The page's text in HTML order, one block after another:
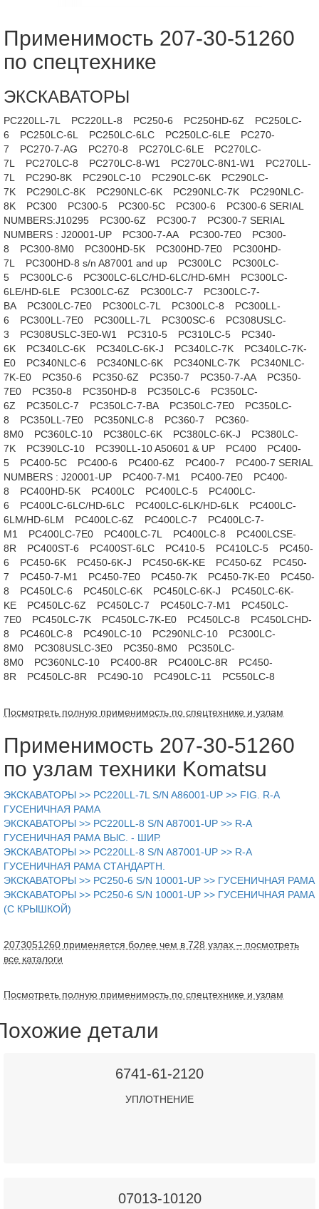
Применимость 207-30-51260
по спецтехнике
ЭКСКАВАТОРЫ
PC220LL-7L PC220LL-8 PC250-6 PC250HD-6Z
PC250LC-
6
PC250LC-6L PC250LC-6LC PC250LC-6LE
PC270-
7
PC270-7-AG PC270-8 PC270LC-6LE
PC270LC-
7L
PC270LC-8 PC270LC-8-W1 PC270LC-8N1-W1
PC270LL-
7L
PC290-8K PC290LC-10 PC290LC-6K
PC290LC-
7K
PC290LC-8K PC290NLC-6K PC290NLC-7K
PC290NLC-
8K
PC300 PC300-5 PC300-5C PC300-6
PC300-6 SERIAL
NUMBERS:J10295
PC300-6Z PC300-7
PC300-7 SERIAL
NUMBERS : J20001-UP
PC300-7-AA PC300-7E0
PC300-
8
PC300-8M0 PC300HD-5K PC300HD-7E0
PC300HD-
7L
PC300HD-8 s/n A87001 and up PC300LC
PC300LC-
5
PC300LC-6 PC300LC-6LC/HD-6LC/HD-6MH
PC300LC-
6LE/HD-6LE
PC300LC-6Z PC300LC-7
PC300LC-7-
BA
PC300LC-7E0 PC300LC-7L PC300LC-8
PC300LL-
6
PC300LL-7E0 PC300LL-7L PC300SC-6
PC308USLC-
3
PC308USLC-3E0-W1 PC310-5 PC310LC-5
PC340-
6K
PC340LC-6K PC340LC-6K-J PC340LC-7K
PC340LC-7K-
E0
PC340NLC-6 PC340NLC-6K PC340NLC-7K
PC340NLC-
7K-E0
PC350-6 PC350-6Z PC350-7 PC350-7-AA
PC350-
7E0
PC350-8 PC350HD-8 PC350LC-6
PC350LC-
6Z
PC350LC-7 PC350LC-7-BA PC350LC-7E0
PC350LC-
8
PC350LL-7E0 PC350NLC-8 PC360-7
PC360-
8M0
PC360LC-10 PC380LC-6K PC380LC-6K-J
PC380LC-
7K
PC390LC-10 PC390LL-10 A50601 & UP PC400
PC400-
5
PC400-5C PC400-6 PC400-6Z PC400-7
PC400-7 SERIAL
NUMBERS : J20001-UP
PC400-7-M1 PC400-7E0
PC400-
8
PC400HD-5K PC400LC PC400LC-5
PC400LC-
6
PC400LC-6LC/HD-6LC PC400LC-6LK/HD-6LK
PC400LC-
6LM/HD-6LM
PC400LC-6Z PC400LC-7
PC400LC-7-
M1
PC400LC-7E0 PC400LC-7L PC400LC-8
PC400LCSE-
8R
PC400ST-6 PC400ST-6LC PC410-5 PC410LC-5
PC450-
6
PC450-6K PC450-6K-J PC450-6K-KE PC450-6Z
PC450-
7
PC450-7-M1 PC450-7E0 PC450-7K PC450-7K-E0
PC450-
8
PC450LC-6 PC450LC-6K PC450LC-6K-J
PC450LC-6K-
KE
PC450LC-6Z PC450LC-7 PC450LC-7-M1
PC450LC-
7E0
PC450LC-7K PC450LC-7K-E0 PC450LC-8
PC450LCHD-
8
PC460LC-8 PC490LC-10 PC290NLC-10
PC300LC-
8M0
PC308USLC-3E0 PC350-8M0
PC350LC-
8M0
PC360NLC-10 PC400-8R PC400LC-8R
PC450-
8R
PC450LC-8R PC490-10 PC490LC-11 PC550LC-8
Посмотреть полную применимость по спецтехнике и узлам
Применимость 207-30-51260
по узлам техники Komatsu
ЭКСКАВАТОРЫ >> PC220LL-7L S/N A86001-UP >> FIG. R-A
ГУСЕНИЧНАЯ РАМА
ЭКСКАВАТОРЫ >> PC220LL-8 S/N A87001-UP >> R-A
ГУСЕНИЧНАЯ РАМА ВЫС. - ШИР.
ЭКСКАВАТОРЫ >> PC220LL-8 S/N A87001-UP >> R-A
ГУСЕНИЧНАЯ РАМА СТАНДАРТН.
ЭКСКАВАТОРЫ >> PC250-6 S/N 10001-UP >> ГУСЕНИЧНАЯ РАМА
ЭКСКАВАТОРЫ >> PC250-6 S/N 10001-UP >> ГУСЕНИЧНАЯ РАМА
(С КРЫШКОЙ)
2073051260 применяется более чем в 728 узлах – посмотреть
все каталоги
Посмотреть полную применимость по спецтехнике и узлам
детали
6741-61-2120
УПЛОТНЕНИЕ
07013-10120